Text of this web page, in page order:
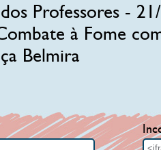
Professores -
à Fome
Belmira